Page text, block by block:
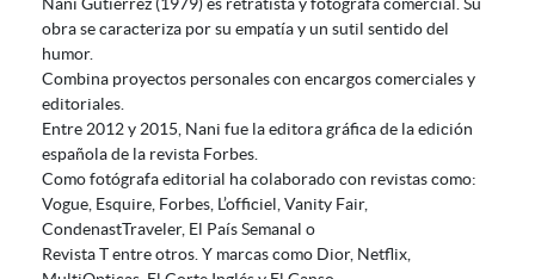
obra se caracteriza por su empatía y un sutil sentido del
humor.
Combina proyectos personales con encargos comerciales y
editoriales.
Entre 2012 y 2015, Nani fue la editora gráfica de la edición
española de la revista Forbes.
Como fotógrafa editorial ha colaborado con revistas como:
Vogue, Esquire, Forbes, L’officiel, Vanity Fair,
CondenastTraveler, El País Semanal o
Revista T entre otros. Y marcas como Dior, Netflix,